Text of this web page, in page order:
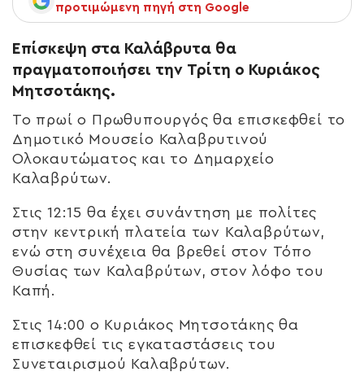
προτιμώμενη πηγή στη Google
Επίσκεψη στα Καλάβρυτα θα
πραγματοποιήσει την Τρίτη ο Κυριάκος
Μητσοτάκης.
Το πρωί ο Πρωθυπουργός θα επισκεφθεί το
Δημοτικό Μουσείο Καλαβρυτινού
Ολοκαυτώματος και το Δημαρχείο
Καλαβρύτων.
Στις 12:15 θα έχει συνάντηση με πολίτες
στην κεντρική πλατεία των Καλαβρύτων,
ενώ στη συνέχεια θα βρεθεί στον Τόπο
Θυσίας των Καλαβρύτων, στον λόφο του
Καπή.
Στις 14:00 ο Κυριάκος Μητσοτάκης θα
επισκεφθεί τις εγκαταστάσεις του
Συνεταιρισμού Καλαβρύτων.